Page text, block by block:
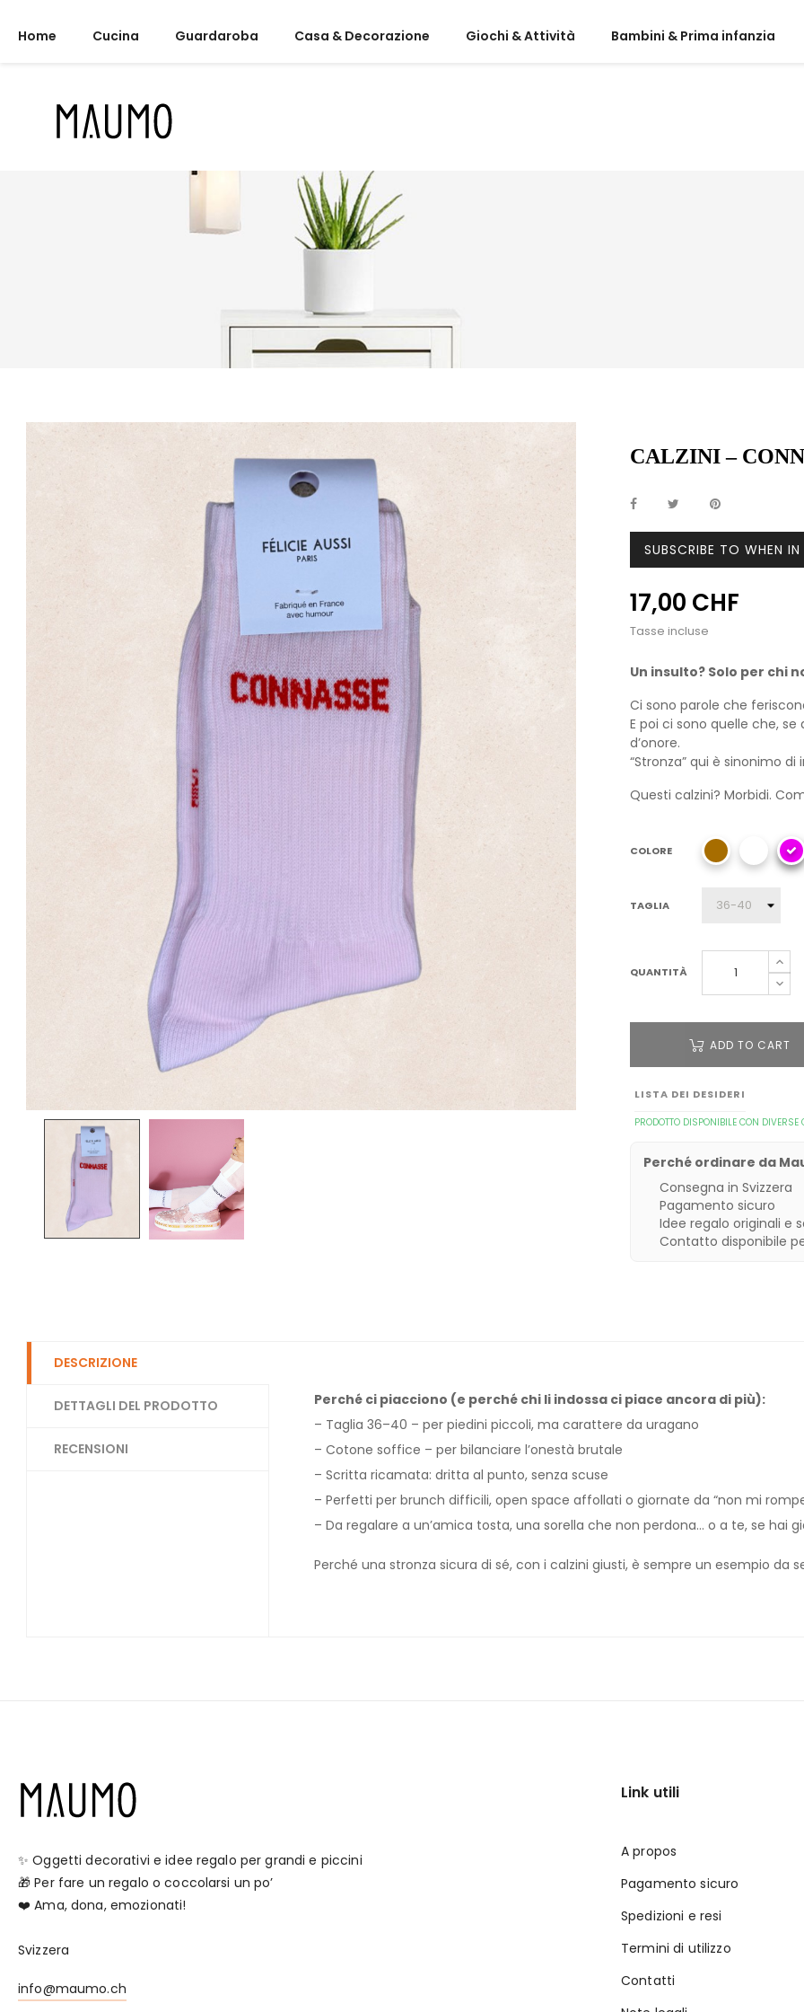
Home Cucina Guardaroba Casa & Decorazione Giochi & Attività Bambini & Prima infanzia
CALZINI –
SUBSCRIBE TO WHEN
17,00 CHF
Tasse incluse
Un insulto? Solo per chi
Ci sono parole che
E poi ci sono quelle che,
d’onore.
“Stronza” qui è sinonimo
Questi calzini? Morbidi.
COLORE
TAGLIA
QUANTITÀ
ADD TO CART
LISTA DEI DESIDERI
PRODOTTO DISPONIBILE CON DIVERSE
Perché ordinare da
Consegna in Svizzera
Pagamento sicuro
Idee regalo originali e
Contatto disponibile
DESCRIZIONE
DETTAGLI DEL PRODOTTO
RECENSIONI
Perché ci piacciono (e perché chi li indossa ci piace ancora di più):
– Taglia 36–40 – per piedini piccoli, ma carattere da uragano
– Cotone soffice – per bilanciare l’onestà brutale
– Scritta ricamata: dritta al punto, senza scuse
– Perfetti per brunch difficili, open space affollati o giornate da “non mi
– Da regalare a un’amica tosta, una sorella che non perdona… o a te, se hai
Perché una stronza sicura di sé, con i calzini giusti, è sempre un esempio da
✨ Oggetti decorativi e idee regalo per grandi e piccini
🎁 Per fare un regalo o coccolarsi un po’
❤️ Ama, dona, emozionati!
Svizzera
info@maumo.ch
Link utili
A propos
Pagamento sicuro
Spedizioni e resi
Termini di utilizzo
Contatti